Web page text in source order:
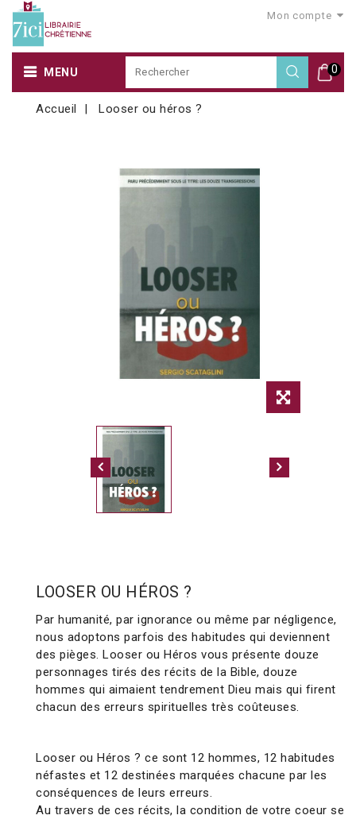
Mon compte
0
MENU
Accueil Looser ou héros ?
LOOSER OU HÉROS ?
Par humanité, par ignorance ou même par négligence,
nous adoptons parfois des habitudes qui deviennent
des pièges. Looser ou Héros vous présente douze
personnages tirés des récits de la Bible, douze
hommes qui aimaient tendrement Dieu mais qui firent
chacun des erreurs spirituelles très coûteuses.
Looser ou Héros ? ce sont 12 hommes, 12 habitudes
néfastes et 12 destinées marquées chacune par les
conséquences de leurs erreurs.
Au travers de ces récits, la condition de votre coeur se